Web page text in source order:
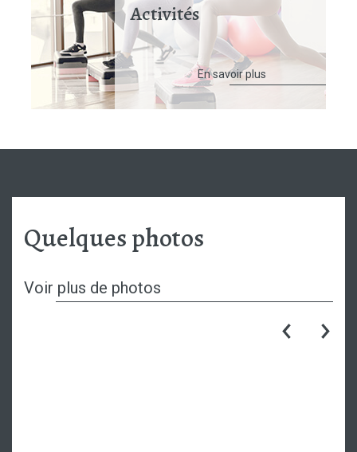
Activités
En savoir plus
Quelques photos
Voir plus de photos